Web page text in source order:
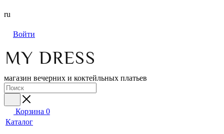
ru
Войти
магазин вечерних и коктейльных платьев
Корзина 0
Каталог